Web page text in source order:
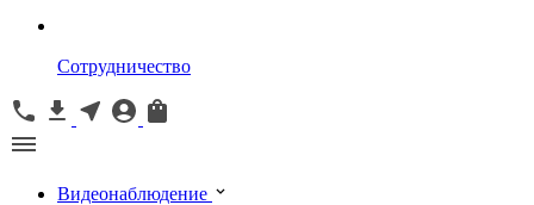
Сотрудничество
Видеонаблюдение